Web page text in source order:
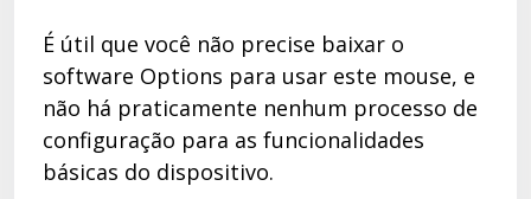
É útil que você não precise baixar o
software Options para usar este mouse, e
não há praticamente nenhum processo de
configuração para as funcionalidades
básicas do dispositivo.